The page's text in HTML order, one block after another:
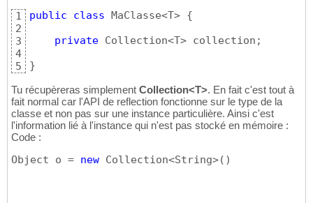
1
2
3
4
5
public class MaClasse<T> {
private Collection<T> collection;
}
Tu récupèreras simplement Collection<T>. En fait c'est tout à
fait normal car l'API de reflection fonctionne sur le type de la
classe et non pas sur une instance particulière. Ainsi c'est
l'information lié à l'instance qui n'est pas stocké en mémoire :
Code :
Object o = new Collection<String>( )